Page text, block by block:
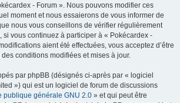
- Forum ». Nous pouvons modifier ces
moment et nous essaierons de vous informer de
nous vous conseillons de vérifier régulièrement
si vous continuez à participer à « Pokécardex -
aient été effectuées, vous acceptez d’être
conditions modifiées et mises à jour.
par phpBB (désignés ci-après par « logiciel
») qui est un logiciel de forum de discussions
publique générale GNU 2.0 » et qui peut être